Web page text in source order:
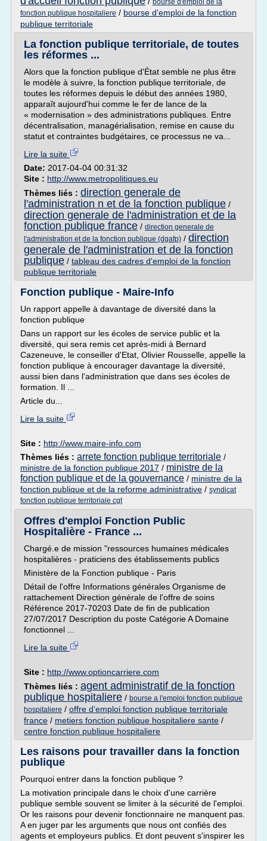
bourse d'emploi de la
fonction publique hospitaliere / bourse d'emploi de la fonction
publique territoriale
La fonction publique territoriale, de toutes
les réformes ...
Alors que la fonction publique d'État semble ne plus être
le modèle à suivre, la fonction publique territoriale, de
toutes les réformes depuis le début des années 1980,
apparaît aujourd'hui comme le fer de lance de la
« modernisation » des administrations publiques. Entre
décentralisation, managérialisation, remise en cause du
statut et contraintes budgétaires, ce processus ne va...
Lire la suite
Date: 2017-04-04 00:31:32
Site : http://www.metropolitiques.eu
Thèmes liés : direction generale de
l'administration n et de la fonction publique /
direction generale de l'administration et de la
fonction publique france / direction generale de
l'administration et de la fonction publique (dgafp) / direction
generale de l'administration et de la fonction
publique / tableau des cadres d'emploi de la fonction
publique territoriale
Fonction publique - Maire-Info
Un rapport appelle à davantage de diversité dans la
fonction publique
Dans un rapport sur les écoles de service public et la
diversité, qui sera remis cet après-midi à Bernard
Cazeneuve, le conseiller d'Etat, Olivier Rousselle, appelle la
fonction publique à encourager davantage la diversité,
aussi bien dans l'administration que dans ses écoles de
formation. Il ...
Article du...
Lire la suite
Site : http://www.maire-info.com
Thèmes liés : arrete fonction publique territoriale /
ministre de la fonction publique 2017 / ministre de la
fonction publique et de la gouvernance / ministre de la
fonction publique et de la reforme administrative / syndicat
fonction publique territoriale cgt
Offres d'emploi Fonction Public
Hospitalière - France ...
Chargé.e de mission "ressources humaines médicales
hospitalières - praticiens des établissements publics
Ministère de la Fonction publique - Paris
Détail de l'offre Informations générales Organisme de
rattachement Direction générale de l'offre de soins
Référence 2017-70203 Date de fin de publication
27/07/2017 Description du poste Catégorie A Domaine
fonctionnel ...
Lire la suite
Site : http://www.optioncarriere.com
Thèmes liés : agent administratif de la fonction
publique hospitaliere / bourse a l'emploi fonction publique
hospitaliere / offre d'emploi fonction publique territoriale
france / metiers fonction publique hospitaliere sante /
centre fonction publique hospitaliere
Les raisons pour travailler dans la fonction
publique
Pourquoi entrer dans la fonction publique ?
La motivation principale dans le choix d'une carrière
publique semble souvent se limiter à la sécurité de l'emploi.
Or les raisons pour devenir fonctionnaire ne manquent pas.
A en juger par les arguments que nous ont confiés des
agents et employeurs publics. Et dont peuvent s'inspirer les